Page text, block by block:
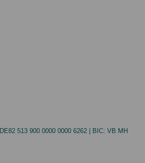
DE82 513 900 0000 0000 6262 | BIC: VB MH